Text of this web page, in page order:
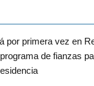
por primera vez en
de fianzas